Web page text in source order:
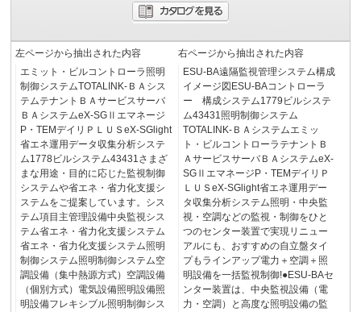
左ページから抽出された内容
エミット・ビルコントローラ照明
制御システムTOTALINK-ＢＡシス
テムテナントＢＡサービスサーバ
ＢＡシステムeX-SGⅡエマネージ
P・TEMデイリＰＬＵＳeX-SGlight
省エネ運用データ収集分析システ
ム1778ビルシステム43431さまざ
まな用途・目的に応じた監視制御
システムや省エネ・省力化支援シ
ステムをご提案しています。シス
テム項目主管理設備中央監視シス
テム省エネ・省力化支援システム
省エネ・省力化支援システム照明
制御システム照明制御システム空
調設備（集中熱源方式）空調設備
（個別方式）電気設備照明設備照
明設備フレキシブル照明制御シス
右ページから抽出された内容
ESU-BA遠隔監視管理システム構成
イメージ図ESU-BAコントローラ
ー 構成システム1779ビルシステ
ム43431照明制御システム
TOTALINK-ＢＡシステムエミッ
ト・ビルコントローラテナントＢ
ＡサービスサーバＢＡシステムeX-
SGⅡエマネージP・TEMデイリＰ
ＬＵＳeX-SGlight省エネ運用デー
タ収集分析システム照明・中央監
視・空調などの監視・制御をひと
つのセンター装置で実現リニュー
アルにも、おすすめの自立盤タイ
プもラインアップ電力＋空調＋照
明設備を一括監視制御!●ESU-BAセ
ンター装置は、中央監視設備（電
力・空調）と高度な照明設備の監